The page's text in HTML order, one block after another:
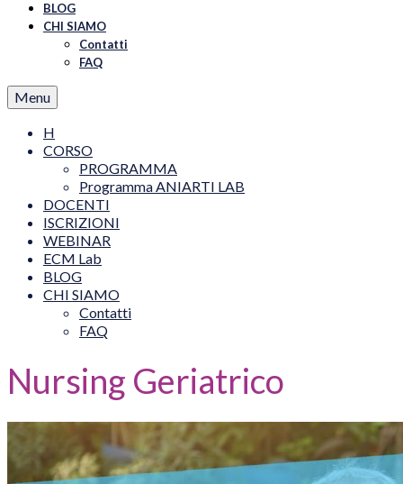
BLOG
CHI SIAMO
Contatti
FAQ
Menu
H
CORSO
PROGRAMMA
Programma ANIARTI LAB
DOCENTI
ISCRIZIONI
WEBINAR
ECM Lab
BLOG
CHI SIAMO
Contatti
FAQ
Nursing Geriatrico